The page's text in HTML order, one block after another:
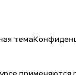
тема